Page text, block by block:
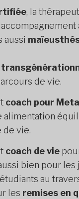
, la
aussi
de vie.
coach pour
alimentation
de vie.
coach de vie
bien pour les
au
les remises en